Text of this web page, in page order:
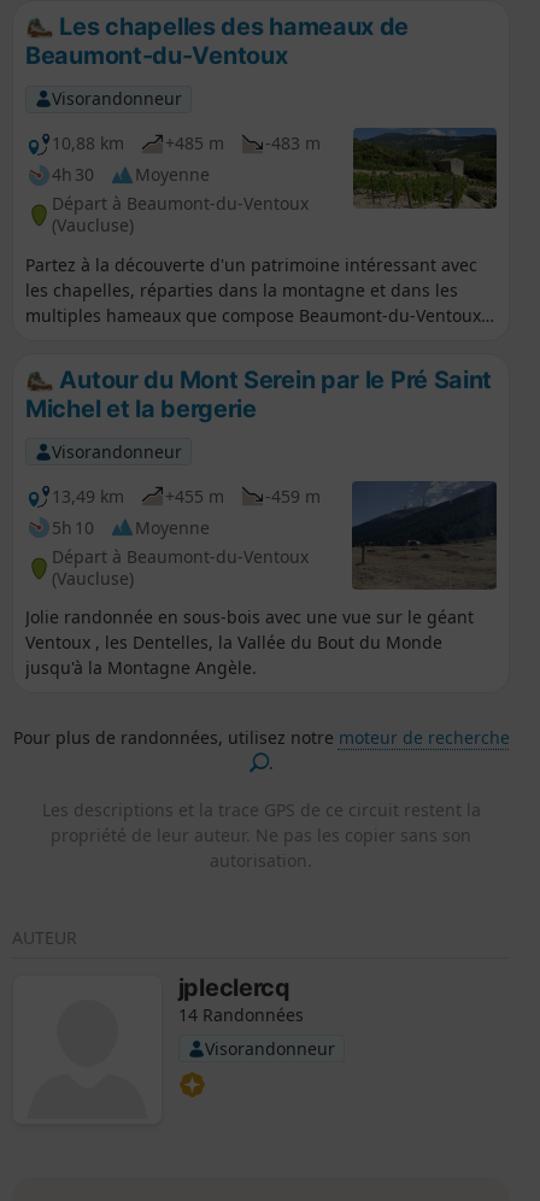
s'offrent à vous. L'Ouvéze sera le fil
conducteur de ce voyage. Les villages de
Mollans et Pierrelongue méritent que l'on
s'y arrête un petit peu.
Les chapelles des hameaux de
Beaumont-du-Ventoux
Visorandonneur
10,88 km
+485 m
-483 m
4h 30
Moyenne
Départ à Beaumont-du-Ventoux
(Vaucluse)
Partez à la découverte d'un patrimoine intéressant avec
les chapelles, réparties dans la montagne et dans les
multiples hameaux que compose Beaumont-du-Ventoux.
Autour du Mont Serein par le Pré Saint
Michel et la bergerie
Visorandonneur
13,49 km
+455 m
-459 m
5h 10
Moyenne
Départ à Beaumont-du-Ventoux
(Vaucluse)
Jolie randonnée en sous-bois avec une vue sur le géant
Ventoux , les Dentelles, la Vallée du Bout du Monde
jusqu'à la Montagne Angèle.
Pour plus de randonnées, utilisez notre moteur de recherche
.
Les descriptions et la trace GPS de ce circuit restent la
propriété de leur auteur. Ne pas les copier sans son
autorisation.
AUTEUR
jpleclercq
14 Randonnées
Visorandonneur